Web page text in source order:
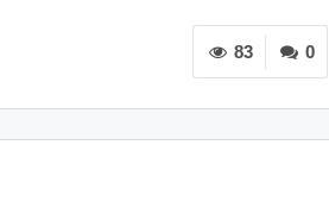
0
83